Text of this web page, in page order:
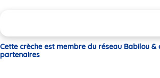
Cette crèche est membre du réseau Babilou &
partenaires